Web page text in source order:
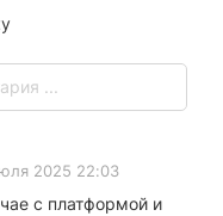
2025 22:03
с платформой и